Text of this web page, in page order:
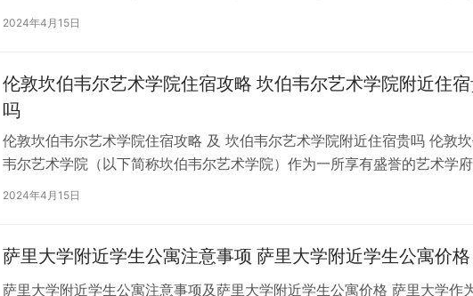
2024年4月15日
伦敦坎伯韦尔艺术学院住宿攻略 坎伯韦尔艺术学院附近住
吗
伦敦坎伯韦尔艺术学院住宿攻略 及 坎伯韦尔艺术学院附近住宿贵吗 伦敦
韦尔艺术学院（以下简称坎伯韦尔艺术学院）作为一所享有盛誉的艺术学府
吸引了全球各地的学子前来学习。而对于即将…
2024年4月15日
萨里大学附近学生公寓注意事项 萨里大学附近学生公寓价格
萨里大学附近学生公寓注意事项及萨里大学附近学生公寓价格 萨里大学作